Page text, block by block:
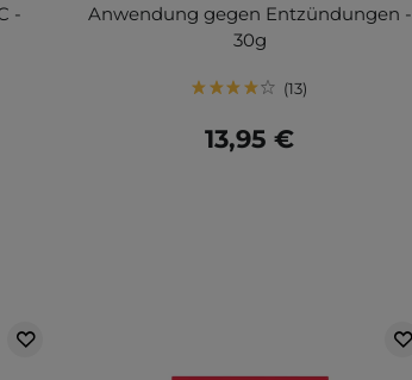
-
Anwendung gegen Entzündungen -
30g
13
13,95 €